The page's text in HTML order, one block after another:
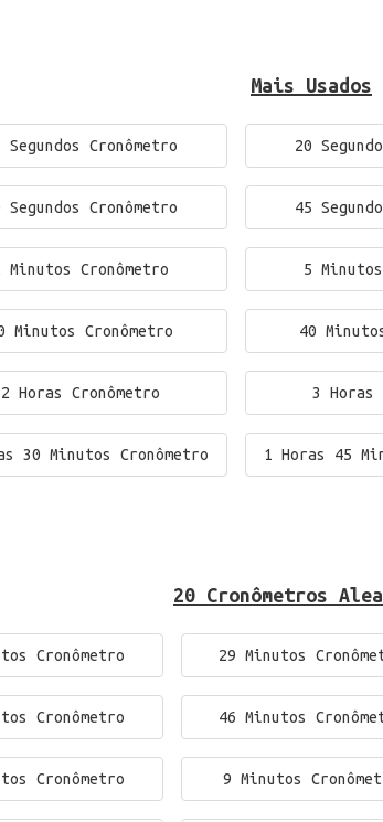
Mais Usados
Segundos Cronômetro 20
Segundos Cronômetro 45
Minutos Cronômetro 5
Minutos Cronômetro 40
2 Horas Cronômetro 3 Horas
30 Minutos Cronômetro 1 Horas 45
20 Cronômetros
Cronômetro 29 Minutos
Cronômetro 46 Minutos
Cronômetro 9 Minutos